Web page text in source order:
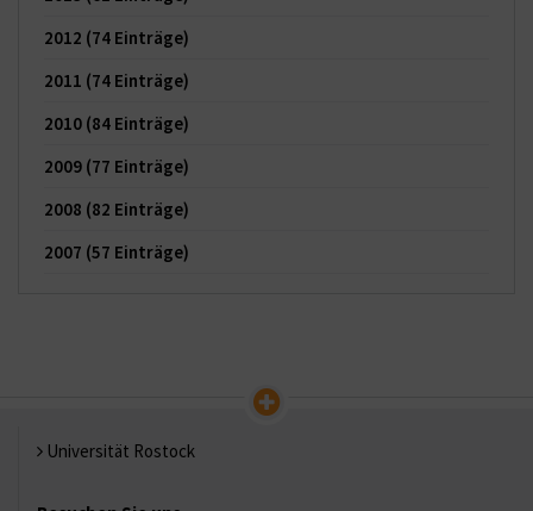
2012 (74 Einträge)
2011 (74 Einträge)
2010 (84 Einträge)
2009 (77 Einträge)
2008 (82 Einträge)
2007 (57 Einträge)
Universität Rostock